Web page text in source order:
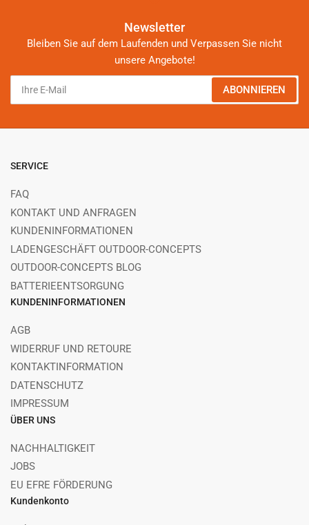
Newsletter
Bleiben Sie auf dem Laufenden und Verpassen Sie nicht
unsere Angebote!
Mail
ABONNIEREN
SERVICE
FAQ
KONTAKT UND ANFRAGEN
KUNDENINFORMATIONEN
LADENGESCHÄFT OUTDOOR-CONCEPTS
OUTDOOR-CONCEPTS BLOG
BATTERIEENTSORGUNG
KUNDENINFORMATIONEN
AGB
WIDERRUF UND RETOURE
KONTAKTINFORMATION
DATENSCHUTZ
IMPRESSUM
ÜBER UNS
NACHHALTIGKEIT
JOBS
EU EFRE FÖRDERUNG
Kundenkonto